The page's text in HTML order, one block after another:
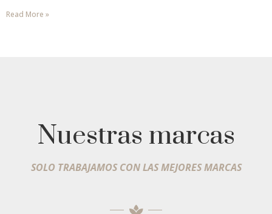
Read More »
Nuestras marcas
SOLO TRABAJAMOS CON LAS MEJORES MARCAS